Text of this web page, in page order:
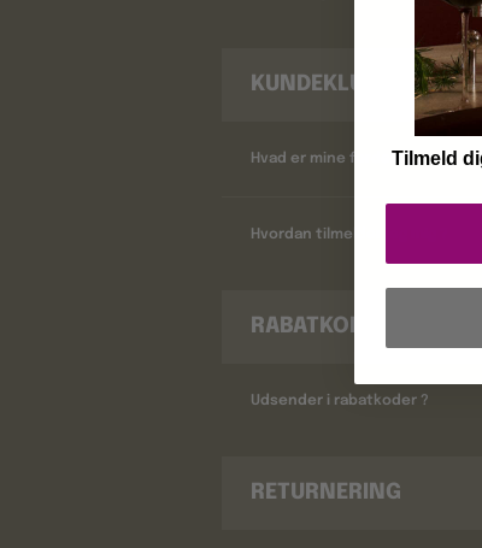
KUNDEKLUB
Hvad er mine fordele ?
Hvordan tilmelder jeg mig ?
RABATKODER
Udsender i rabatkoder ?
RETURNERING
Tilmeld